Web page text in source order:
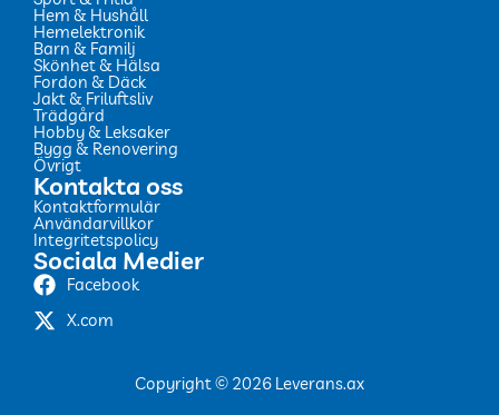
Hem & Hushåll
Hemelektronik
Barn & Familj
Skönhet & Hälsa
Fordon & Däck
Jakt & Friluftsliv
Trädgård
Hobby & Leksaker
Bygg & Renovering
Övrigt
Kontakta oss
Kontaktformulär
Användarvillkor
Integritetspolicy
Sociala Medier
Facebook
X.com
Copyright © 2026 Leverans.ax